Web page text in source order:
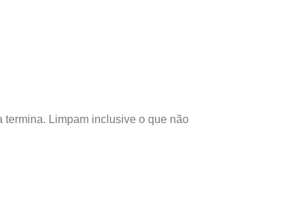
termina. Limpam inclusive o que não